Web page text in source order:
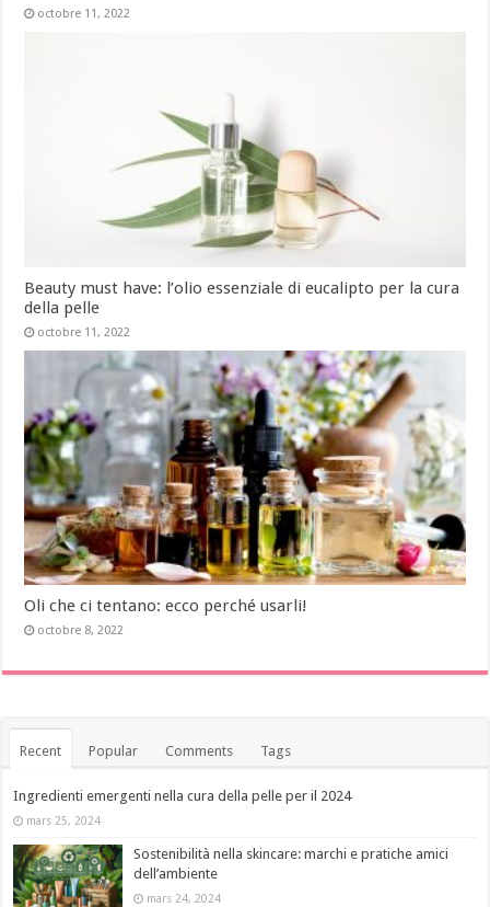
octobre 11, 2022
Beauty must have: l’olio essenziale di eucalipto per la cura
della pelle
octobre 11, 2022
Oli che ci tentano: ecco perché usarli!
octobre 8, 2022
Recent Popular Comments Tags
Ingredienti emergenti nella cura della pelle per il 2024
mars 25, 2024
Sostenibilità nella skincare: marchi e pratiche amici
dell’ambiente
mars 24, 2024